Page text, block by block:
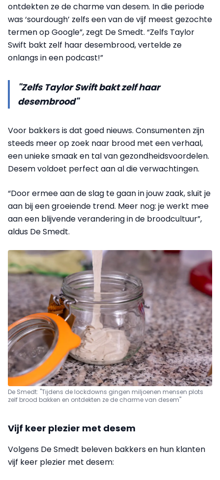
ontdekten ze de charme van desem. In die periode
was ‘sourdough’ zelfs een van de vijf meest gezochte
termen op Google”, zegt De Smedt. “Zelfs Taylor
Swift bakt zelf haar desembrood, vertelde ze
onlangs in een podcast!”
"Zelfs Taylor Swift bakt zelf haar
desembrood"
Voor bakkers is dat goed nieuws. Consumenten zijn
steeds meer op zoek naar brood met een verhaal,
een unieke smaak en tal van gezondheidsvoordelen.
Desem voldoet perfect aan al die verwachtingen.
“Door ermee aan de slag te gaan in jouw zaak, sluit je
aan bij een groeiende trend. Meer nog: je werkt mee
aan een blijvende verandering in de broodcultuur”,
aldus De Smedt.
De Smedt: "Tijdens de lockdowns gingen miljoenen mensen plots
zelf brood bakken en ontdekten ze de charme van desem"
Vijf keer plezier met desem
Volgens De Smedt beleven bakkers en hun klanten
vijf keer plezier met desem: